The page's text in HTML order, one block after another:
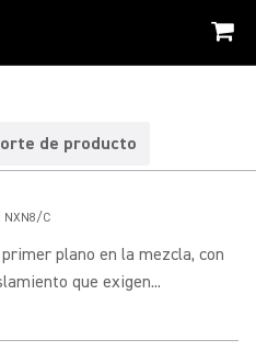
de producto
NXN8/C
plano en la mezcla, con
que exigen...